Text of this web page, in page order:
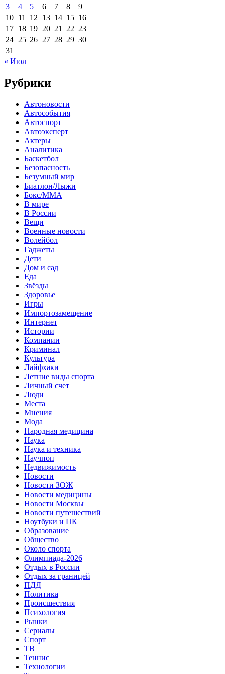
3
4 5 6 7 8
9
10 11 12 13 14 15 16
17 18 19 20 21 22 23
24 25 26 27 28 29 30
31
« Июл
Рубрики
Автоновости
Автособытия
Автоспорт
Автоэксперт
Актеры
Аналитика
Баскетбол
Безопасность
Безумный мир
Биатлон/Лыжи
Бокс/MMA
В мире
В России
Вещи
Военные новости
Волейбол
Гаджеты
Дети
Дом и сад
Еда
Звёзды
Здоровье
Игры
Импортозамещение
Интернет
Истории
Компании
Криминал
Культура
Лайфхаки
Летние виды спорта
Личный счет
Люди
Места
Мнения
Мода
Народная медицина
Наука
Наука и техника
Научпоп
Недвижимость
Новости
Новости ЗОЖ
Новости медицины
Новости Москвы
Новости путешествий
Ноутбуки и ПК
Образование
Общество
Около спорта
Олимпиада-2026
Отдых в России
Отдых за границей
ПДД
Политика
Происшествия
Психология
Рынки
Сериалы
Спорт
ТВ
Теннис
Технологии